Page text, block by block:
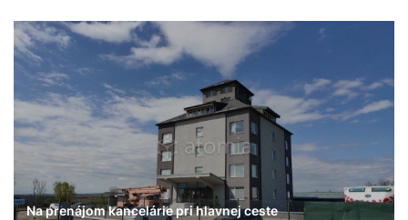
Na prenájom kancelárie pri hlavnej ceste